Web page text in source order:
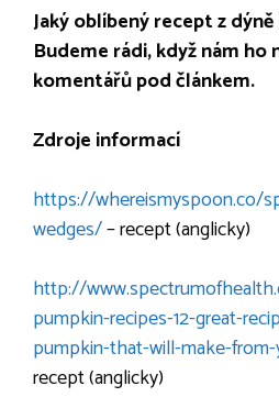
Jaký oblíbený recept z
Budeme rádi, když nám ho
komentářů pod článkem.
Zdroje informací
https://whereismyspoon.co/
wedges/– recept (anglicky)
http://
pumpkin-recipes-12-great-
pumpkin-that-will-make-
recept (anglicky)